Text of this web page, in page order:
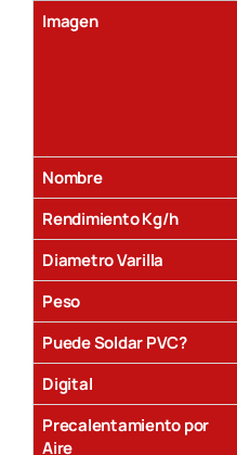
Imagen
Nombre
Rendimiento Kg/h
Diametro Varilla
Peso
Puede Soldar PVC?
Digital
Precalentamiento por
Aire